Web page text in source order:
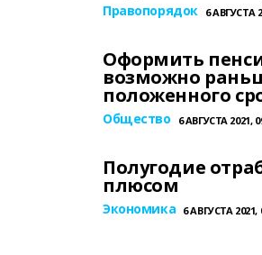
Правопорядок 6 АВГУСТА
Оформить
возможно
положенного
Общество 6 АВГУСТА 2021,
Полугодие
плюсом
Экономика 6 АВГУСТА 2021,